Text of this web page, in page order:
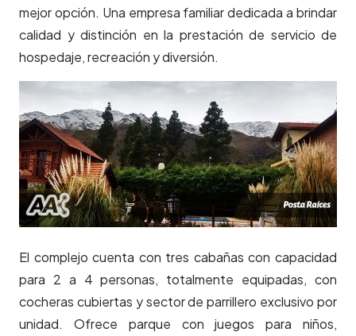
mejor opción. Una empresa familiar dedicada a brindar
calidad y distinción en la prestación de servicio de
hospedaje, recreación y diversión.
El complejo cuenta con tres cabañas con capacidad
para 2 a 4 personas, totalmente equipadas, con
cocheras cubiertas y sector de parrillero exclusivo por
unidad. Ofrece parque con juegos para niños,